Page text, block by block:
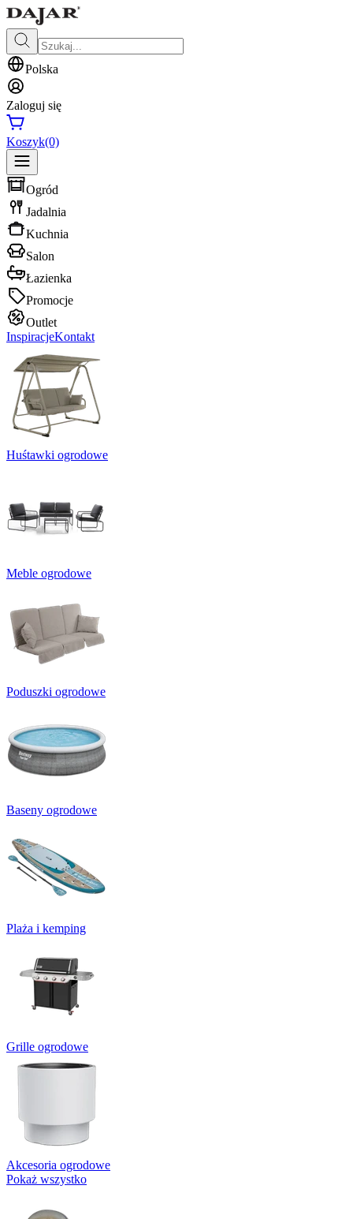
Polska
Zaloguj się
Koszyk(0)
Ogród
Jadalnia
Kuchnia
Salon
Łazienka
Promocje
Outlet
InspiracjeKontakt
Huśtawki ogrodowe
Meble ogrodowe
Poduszki ogrodowe
Baseny ogrodowe
Plaża i kemping
Grille ogrodowe
Akcesoria ogrodowe
Pokaż wszystko